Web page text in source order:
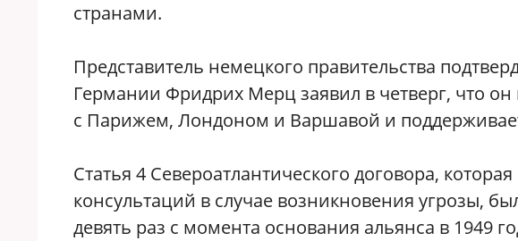
странами.
Представитель немецкого правительства
Германии Фридрих Мерц заявил в четверг, что он
с Парижем, Лондоном и Варшавой и
Статья 4 Североатлантического договора,
консультаций в случае возникновения угрозы,
девять раз с момента основания альянса в 1949